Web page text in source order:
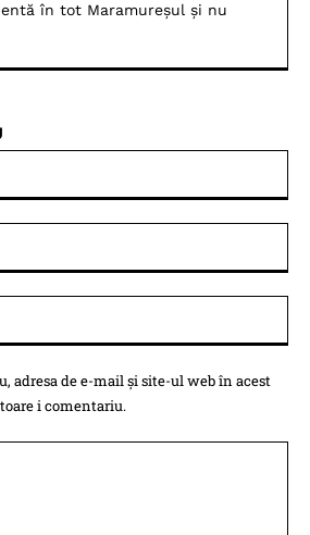
în tot Maramureșul și nu
adresa de e-mail și site-ul web în acest
i comentariu.